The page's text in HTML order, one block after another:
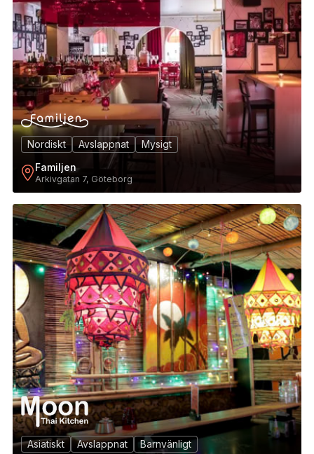
Nordiskt Avslappnat
Mysigt
Familjen
Arkivgatan 7, Göteborg
20
Asiatiskt Avslappnat
Barnvänligt